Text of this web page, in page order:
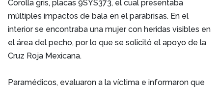
Corolla gris, placas 9SYS373, el cual presentaba
múltiples impactos de bala en el parabrisas. En el
interior se encontraba una mujer con heridas visibles en
el área del pecho, por lo que se solicitó el apoyo de la
Cruz Roja Mexicana.
Paramédicos, evaluaron a la víctima e informaron que